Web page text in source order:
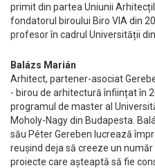
primit din partea Uniunii
fondatorul biroului Biro VIA din
profesor în cadrul Universității din
Balázs Marián
Arhitect, partener-asociat
- birou de arhitectură înființat în
programul de master al
Moholy-Nagy din Budapesta.
său Péter Gereben lucrează
reușind deja să creeze un
proiecte care așteaptă să fie